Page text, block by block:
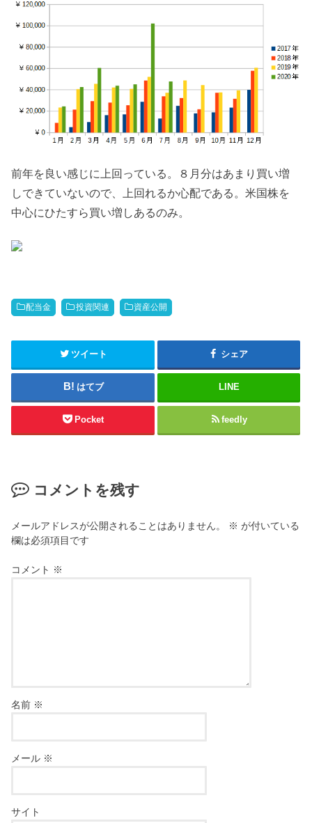
前年を良い感じに上回っている。８月分はあまり買い増
しできていないので、上回れるか心配である。米国株を
中心にひたすら買い増しあるのみ。
配当金 投資関連 資産公開
ツイート シェア
はてブ LINE
Pocket feedly
コメントを残す
メールアドレスが公開されることはありません。 ※ が付いている
欄は必須項目です
コメント ※
名前 ※
メール ※
サイト